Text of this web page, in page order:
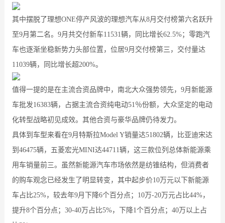
其中摆脱了理想ONE停产风波的理想汽车从8月交付榜第六名跃升
至9月第二名。9月共交付新车11531辆，同比增长62.5%；零跑汽
车也逐渐坐稳新势力头部位置，位居9月交付榜第三，交付量达
11039辆，同比增长超200%。
值得一提的是在主流合资品牌中，南北大众强势领先，9月新能源
车批发16383辆，占据主流合资纯电动51％份额，大众坚定的电动
化转型战略初见成效。其他合资与豪华品牌仍待发力。
具体到车型来看在9月特斯拉Model Y销量达51802辆，比亚迪宋达
到46475辆，五菱宏光MINI达44711辆，这三款位列总体新能源乘
用车销量前三。虽然新能源汽车市场依然是纺锥结构，但消费者
的购车观念已经发生了明显转变，其中起步价10万元以下新能源
车占比25%，较去年9月下降6个百分点；10万-20万元占比44%，
提升8个百分点；30-40万占比5%，下降1个百分点；40万以上占